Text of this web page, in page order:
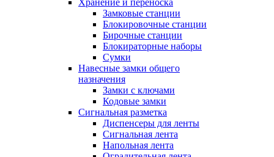
Хранение и переноска
Замковые станции
Блокировочные станции
Бирочные станции
Блокираторные наборы
Сумки
Навесные замки общего
назначения
Замки с ключами
Кодовые замки
Сигнальная разметка
Диспенсеры для ленты
Сигнальная лента
Напольная лента